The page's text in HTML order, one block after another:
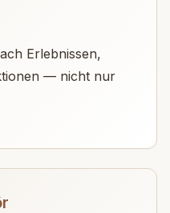
Erlebnissen,
— nicht nur